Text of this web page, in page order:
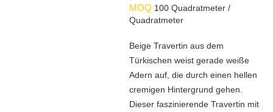
MOQ 100 Quadratmeter /
Quadratmeter
Beige Travertin aus dem
Türkischen weist gerade weiße
Adern auf, die durch einen hellen
cremigen Hintergrund gehen.
Dieser faszinierende Travertin mit